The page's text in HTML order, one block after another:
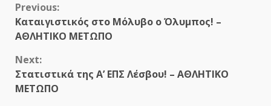
Continue
Reading
Previous:
Καταιγιστικός στο Μόλυβο ο Όλυμπος! –
ΑΘΛΗΤΙΚΟ ΜΕΤΩΠΟ
Next:
Στατιστικά της Α’ ΕΠΣ Λέσβου! – ΑΘΛΗΤΙΚΟ
ΜΕΤΩΠΟ